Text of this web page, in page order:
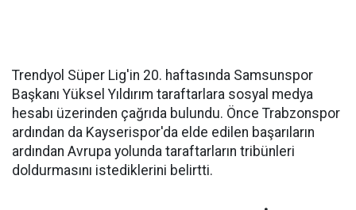
Trendyol Süper Lig'in 20. haftasında Samsunspor
Başkanı Yüksel Yıldırım taraftarlara sosyal medya
hesabı üzerinden çağrıda bulundu. Önce Trabzonspor
ardından da Kayserispor'da elde edilen başarıların
ardından Avrupa yolunda taraftarların tribünleri
doldurmasını istediklerini belirtti.